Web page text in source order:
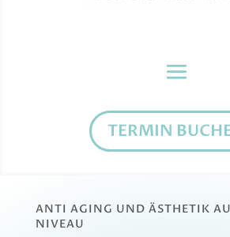
TERMIN
ANTI AGING UND ÄSTHETIK
NIVEAU